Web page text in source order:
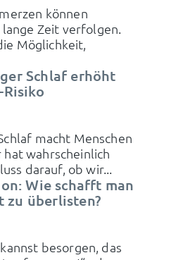
können
Zeit verfolgen.
Möglichkeit,
Schlaf erhöht
Risiko
macht Menschen
wahrscheinlich
darauf, ob wir...
Wie schafft man
zu überlisten?
besorgen, das